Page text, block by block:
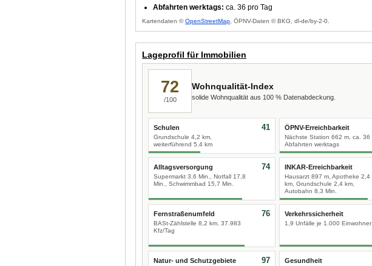
Abfahrten werktags: ca. 36 pro Tag
Kartendaten ©OpenStreetMap , ÖPNV-Daten © BKG, dl-de/by-2-0.
Lageprofil für Immobilien
72
/100
Wohnqualität-Index
solide Wohnqualität aus 100 % Datenabdeckung.
Schulen
Grundschule 4,2 km,
weiterführend 5,4 km
41 ÖPNV-Erreichbarkeit
Nächste Station 662 m, ca. 36
Abfahrten werktags
Alltagsversorgung
Supermarkt 3,6 Min., Notfall 17,8
Min., Schwimmbad 15,7 Min.
74 INKAR-Erreichbarkeit
Hausarzt 897 m, Apotheke 2,4
km, Grundschule 2,4 km,
Autobahn 8,3 Min.
Fernstraßenumfeld
BASt-Zählstelle 8,2 km, 37.983
Kfz/Tag
76 Verkehrssicherheit
1,9 Unfälle je 1.000 Einwohner
Natur- und Schutzgebiete 97 Gesundheit